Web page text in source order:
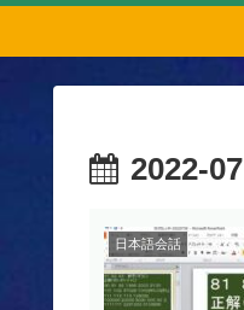
2022-07
日本語会話